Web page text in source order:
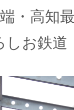
・高知
しお鉄道